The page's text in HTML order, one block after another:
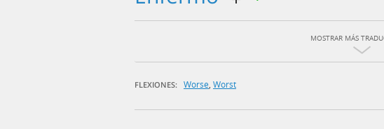
MOSTRAR MÁS
FLEXIONES: Worse Worst